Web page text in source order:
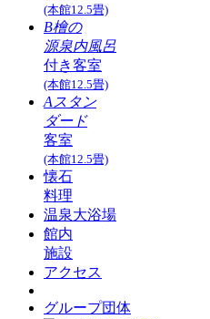
(本館12.5畳)
B檜の
源泉内風呂
付き客室
(本館12.5畳)
Aスタン
ダード
客室
(本館12.5畳)
懐石
料理
温泉大浴場
館内
施設
アクセス
グループ団体